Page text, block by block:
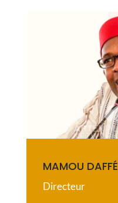
MAMOU DAFFÉ
Directeur